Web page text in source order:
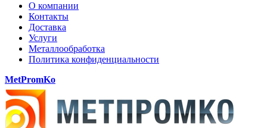
О компании
Контакты
Доставка
Услуги
Металлообработка
Политика конфиденциальности
MetPromKo